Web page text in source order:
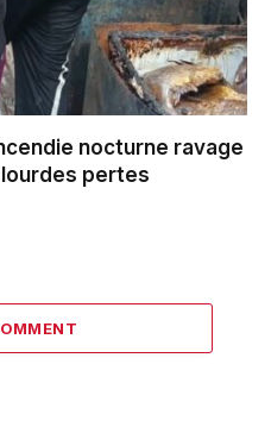
nocturne ravage
pertes